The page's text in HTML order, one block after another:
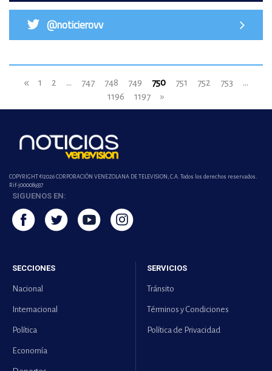
@noticierovv
« 1 2 ... 747 748 749 750 751 752 753
...
1196
1197 »
COPYRIGHT ©2026 CORPORACIÓN VENEZOLANA DE TELEVISION, C.A. Todos los derechos reservados.
Rif-j000089337
SIGUENOS EN:
SECCIONES
Nacional
Internacional
Política
Economía
SERVICIOS
Tránsito
Términos y Condiciones
Política de Privacidad